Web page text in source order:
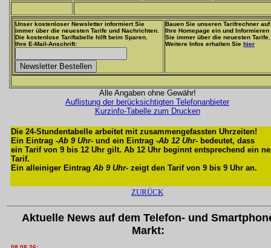
Unser kostenloser Newsletter informiert Sie
immer über die neuesten Tarife und Nachrichten.
Die kostenlose Tariftabelle hilft beim Sparen.
Ihre E-Mail-Anschrift:
Bauen Sie unseren Tarifrechner auf
Ihre Homepage ein und Informieren
Sie immer über die neuesten Tarife.
Weitere Infos erhalten Sie hier
Alle Angaben ohne Gewähr!
Auflistung der berücksichtigten Telefonanbieter
Kurzinfo-Tabelle zum Drucken
Die 24-Stundentabelle arbeitet mit zusammengefassten Uhrzeiten!
Ein Eintrag -Ab 9 Uhr- und ein Eintrag -Ab 12 Uhr- bedeutet, dass
ein Tarif von 9 bis 12 Uhr gilt. Ab 12 Uhr beginnt entsprechend ein
Tarif.
Ein alleiniger Eintrag Ab 9 Uhr- zeigt den Tarif von 9 bis 9 Uhr an.
ZURÜCK
Aktuelle News auf dem Telefon- und
Markt: